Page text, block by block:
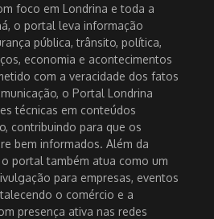
foco em Londrina e toda a
o portal leva informação
pública, trânsito, política,
economia e acontecimentos
com a veracidade dos fatos
o Portal Londrina
técnicas em conteúdos
contribuindo para que os
bem informados. Além da
portal também atua como um
para empresas, eventos
o comércio e a
presença ativa nas redes